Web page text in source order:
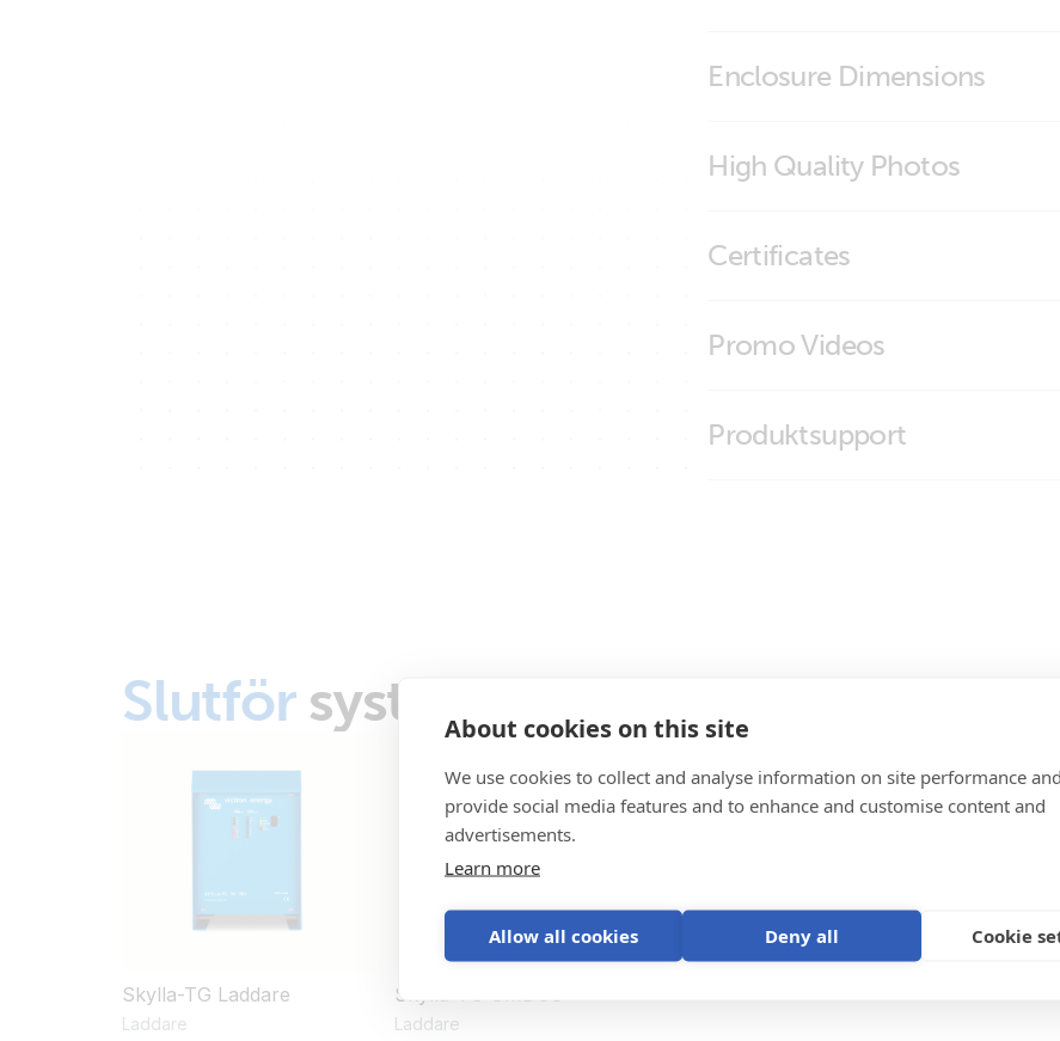
About cookies on this site
We use cookies to collect and analyse information on site performance
provide social media features and to enhance and customise content and
advertisements.
Learn more
Allow all cookies Deny all Cookie
Enclosure Dimensions
Skylla Control (dimension diagram)
High Quality Photos
Skylla Control (side)
Certificates
Promo Videos
Produktsupport
Slutförsystemet
Skylla-TG Laddare
Laddare
Skylla-TG GMDSS
Laddare